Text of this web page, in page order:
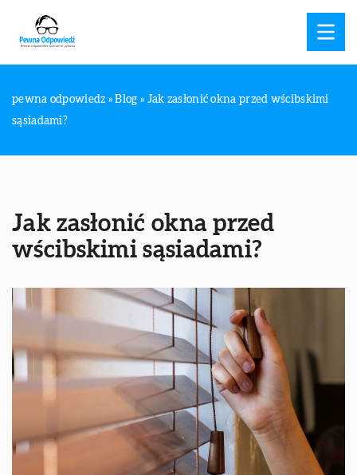
pewna odpowiedz »Blog » Jak zasłonić okna przed wścibskimi
sąsiadami?
Jak zasłonić okna przed
wścibskimi sąsiadami?